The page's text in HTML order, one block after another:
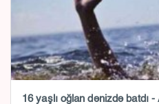
16 yaşlı oğlan dənizdə batdı -